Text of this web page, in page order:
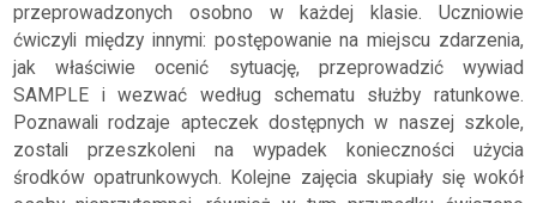
przeprowadzonych osobno w każdej klasie. Uczniowie
ćwiczyli między innymi: postępowanie na miejscu zdarzenia,
jak właściwie ocenić sytuację, przeprowadzić wywiad
SAMPLE i wezwać według schematu służby ratunkowe.
Poznawali rodzaje apteczek dostępnych w naszej szkole,
zostali przeszkoleni na wypadek konieczności użycia
środków opatrunkowych. Kolejne zajęcia skupiały się wokół